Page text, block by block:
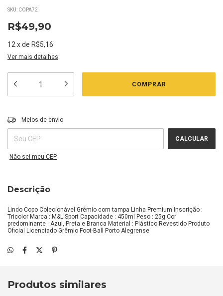
SKU: COPA72
R$49,90
12xde R$5,16
Ver mais detalhes
Entregas para o CEP:
Meios de envio
CALCULAR
Não sei meu CEP
Descrição
Lindo Copo Colecionável Grêmio com tampa Linha Premium Inscrição :
Tricolor Marca : M&L Sport Capacidade : 450ml Peso : 25g Cor
predominante : Azul, Preta e Branca Material : Plástico Revestido Produto
Oficial Licenciado Grêmio Foot-Ball Porto Alegrense
Produtos similares